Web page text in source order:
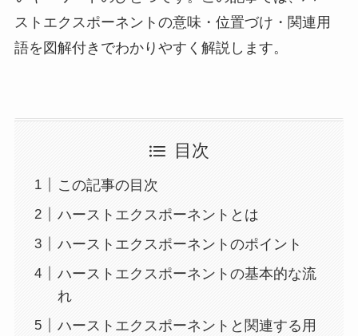
ストエクスポーネントの意味・位置づけ・関連用
語を図解付きでわかりやすく解説します。
目次
この記事の目次
ハーストエクスポーネントとは
ハーストエクスポーネントのポイント
ハーストエクスポーネントの基本的な流
れ
ハーストエクスポーネントと関連する用